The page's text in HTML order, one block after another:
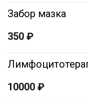
Забор мазка
350 ₽
10000 ₽